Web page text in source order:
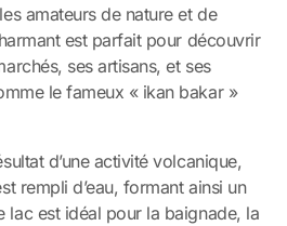
amateurs de nature et de
est parfait pour découvrir
ses artisans, et ses
le fameux « ikan bakar »
d’une activité volcanique,
rempli d’eau, formant ainsi un
lac est idéal pour la baignade, la